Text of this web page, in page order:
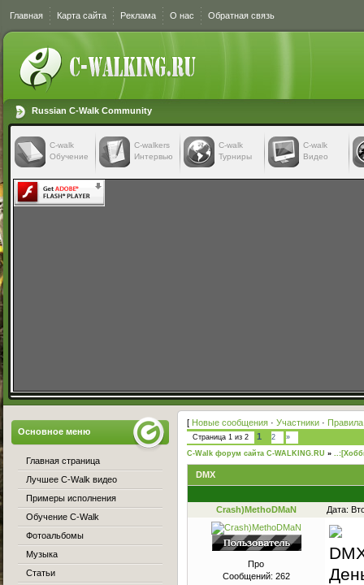
Главная Карта сайта Реклама О нас Обратная связь
Russian C-Walk Community
C-walk
Обучение
C-walkers
Интервью
С-walk
Турниры
С-walk
Видео
[ Новые сообщения · Участники ·
Страница 1 из 2 1 2
»
C-Walk форум сайта C-WALKING.RU »
DMX
Crash)MethoDMaN Дата:
Про
Сообщений: 262
Основное меню
Главная страница
Лучшее C-Walk видео
Примеры исполнения
Обучение C-Walk
Фотоальбомы
Музыка
Статьи